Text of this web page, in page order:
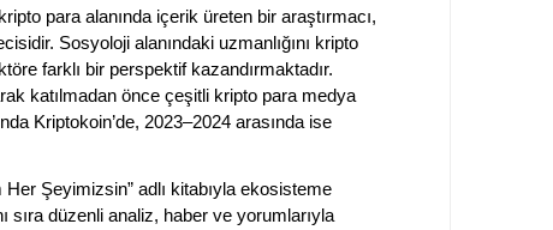
para alanında içerik üreten bir araştırmacı,
Sosyoloji alanındaki uzmanlığını kripto
farklı bir perspektif kazandırmaktadır.
katılmadan önce çeşitli kripto para medya
Kriptokoin’de, 2023–2024 arasında ise
Şeyimizsin” adlı kitabıyla ekosisteme
sıra düzenli analiz, haber ve yorumlarıyla